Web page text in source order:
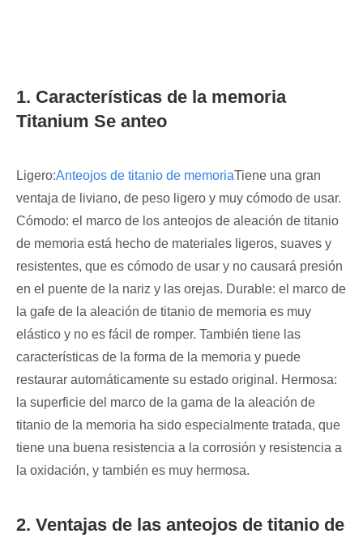
1. Características de la memoria
Titanium Se anteo
Ligero:Anteojos de titanio de memoriaTiene una gran
ventaja de liviano, de peso ligero y muy cómodo de usar.
Cómodo: el marco de los anteojos de aleación de titanio
de memoria está hecho de materiales ligeros, suaves y
resistentes, que es cómodo de usar y no causará presión
en el puente de la nariz y las orejas. Durable: el marco de
la gafe de la aleación de titanio de memoria es muy
elástico y no es fácil de romper. También tiene las
características de la forma de la memoria y puede
restaurar automáticamente su estado original. Hermosa:
la superficie del marco de la gama de la aleación de
titanio de la memoria ha sido especialmente tratada, que
tiene una buena resistencia a la corrosión y resistencia a
la oxidación, y también es muy hermosa.
2. Ventajas de las anteojos de titanio de